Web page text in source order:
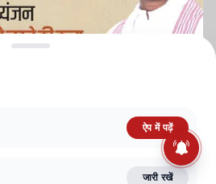
TERMS AND CONDITIONS
FACT CHECKING POLICY
ऐप में पढ़ें
जारी रखें